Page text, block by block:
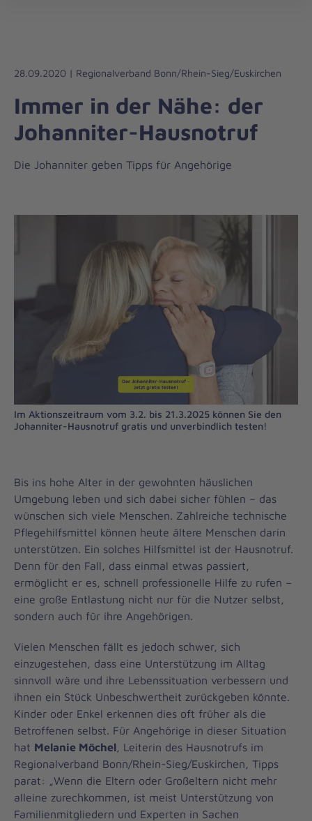
Liebe
Leben
28.09.2020 | Regionalverband Bonn/Rhein-Sieg/Euskirchen
Immer in der Nähe: der
Johanniter-Hausnotruf
Die Johanniter geben Tipps für Angehörige
Im Aktionszeitraum vom 3.2. bis 21.3.2025 können Sie den
Johanniter-Hausnotruf gratis und unverbindlich testen!
Bis ins hohe Alter in der gewohnten häuslichen
Umgebung leben und sich dabei sicher fühlen – das
wünschen sich viele Menschen. Zahlreiche technische
Pflegehilfsmittel können heute ältere Menschen darin
unterstützen. Ein solches Hilfsmittel ist der Hausnotruf.
Denn für den Fall, dass einmal etwas passiert,
ermöglicht er es, schnell professionelle Hilfe zu rufen –
eine große Entlastung nicht nur für die Nutzer selbst,
sondern auch für ihre Angehörigen.
Vielen Menschen fällt es jedoch schwer, sich
einzugestehen, dass eine Unterstützung im Alltag
sinnvoll wäre und ihre Lebenssituation verbessern und
ihnen ein Stück Unbeschwertheit zurückgeben könnte.
Kinder oder Enkel erkennen dies oft früher als die
Betroffenen selbst. Für Angehörige in dieser Situation
hat Melanie Möchel , Leiterin des Hausnotrufs im
Regionalverband Bonn/Rhein-Sieg/Euskirchen, Tipps
parat: „Wenn die Eltern oder Großeltern nicht mehr
alleine zurechkommen, ist meist Unterstützung von
Familienmitgliedern und Experten in Sachen